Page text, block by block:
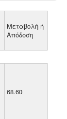
Μεταβολή ή
Απόδοση
68.60